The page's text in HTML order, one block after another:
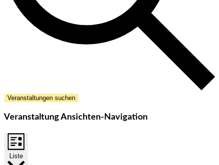
Veranstaltungen suchen
Veranstaltung Ansichten-Navigation
Liste